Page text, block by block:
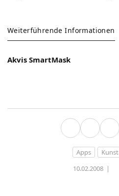
Weiterführende Informationen
Akvis SmartMask
Apps Kunst
10.02.2008|